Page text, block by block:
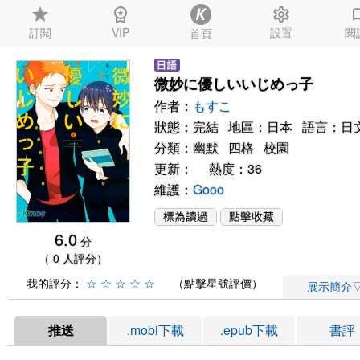
star
訂閱
workspace_premium
VIP 首頁
settings
設置 閱
6.0 分
（ 0 人評分）
微妙に優しいいじめっ子
作者： もすこ
狀態：完結 地區：日本 語言：日
分類： 幽默 四格 校園
更新： 熱度：36
維護： Gooo
我的評分： ☆ ☆ ☆ ☆ ☆ （點擊星號評價） 展示簡介
推送 .mobi下載 .epub下載 書評